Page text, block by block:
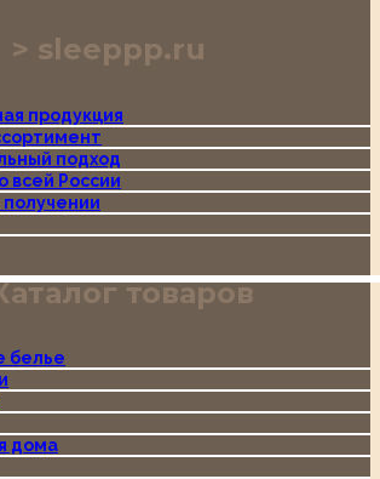
sleeppp.ru
продукция
подход
всей России
товаров
белье
дома